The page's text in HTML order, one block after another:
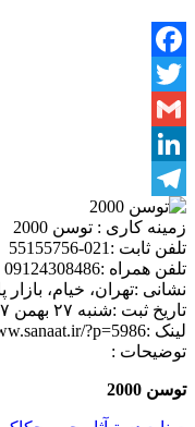
Facebook
Twitter
Gmail
LinkedIn
Telegram
زمینه کاری : توسن 2000
تلفن ثابت :021-55155756
تلفن همراه :09124308486
نشانی :تهران، خیام،
تاریخ ثبت :شنبه ۲۷ بهمن ۱۳۹۷
لینک :?p=5986
توضیحات :
توسن 2000